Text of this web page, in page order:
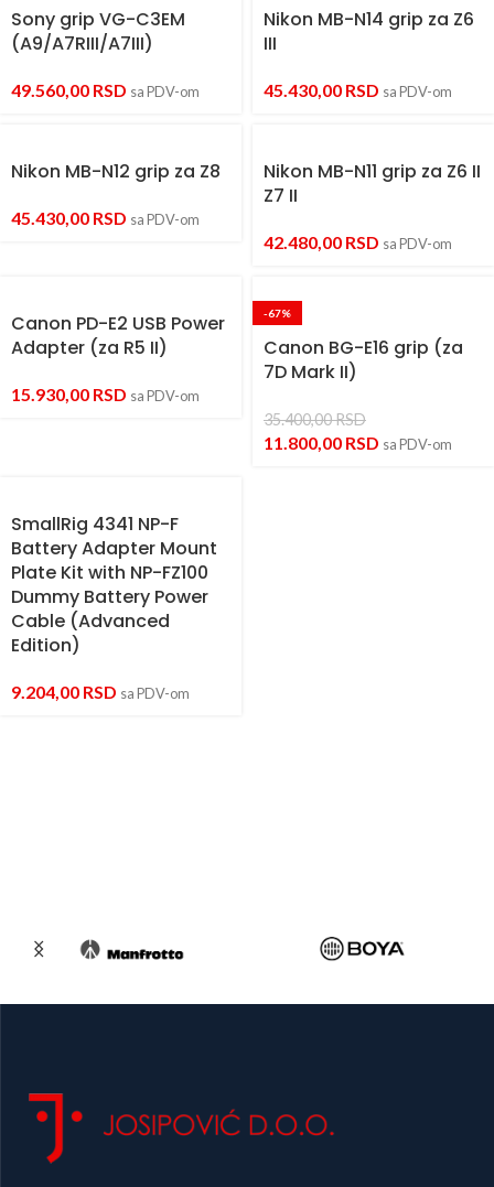
Sony grip VG-C3EM
(A9/A7RIII/A7III)
49.560,00 RSD sa PDV-om
Nikon MB-N14 grip za Z6
III
45.430,00 RSD sa PDV-om
Nikon MB-N12 grip za Z8
45.430,00 RSD sa PDV-om
Nikon MB-N11 grip za Z6 II
Z7 II
42.480,00 RSD sa PDV-om
Canon PD-E2 USB Power
Adapter (za R5 II)
15.930,00 RSD sa PDV-om
-67%
Canon BG-E16 grip (za
7D Mark II)
35.400,00RSD
11.800,00 RSD sa PDV-om
SmallRig 4341 NP-F
Battery Adapter Mount
Plate Kit with NP-FZ100
Dummy Battery Power
Cable (Advanced
Edition)
9.204,00 RSD sa PDV-om